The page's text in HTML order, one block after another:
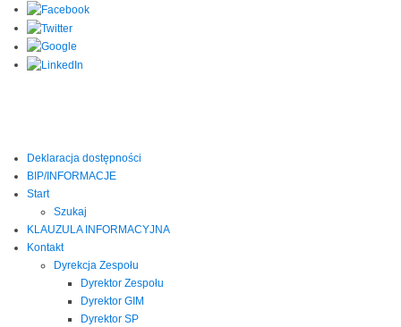
Deklaracja dostępności
BIP/INFORMACJE
Start
Szukaj
KLAUZULA INFORMACYJNA
Kontakt
Dyrekcja Zespołu
Dyrektor Zespołu
Dyrektor GIM
Dyrektor SP